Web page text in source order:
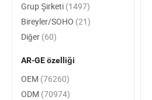
Grup Şirketi (1497)
Bireyler/SOHO (21)
Diğer (60)
AR-GE özelliği
OEM (76260)
ODM (70974)